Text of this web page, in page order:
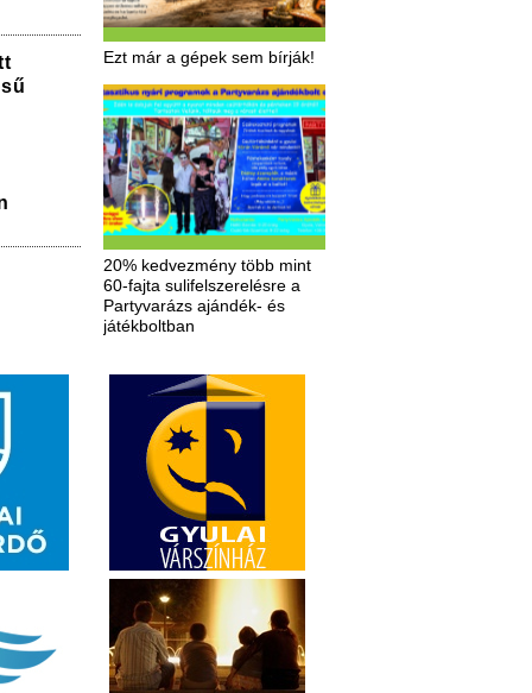
Ezt már a gépek sem bírják!
20% kedvezmény több mint
60-fajta sulifelszerelésre a
Partyvarázs ajándék- és
játékboltban